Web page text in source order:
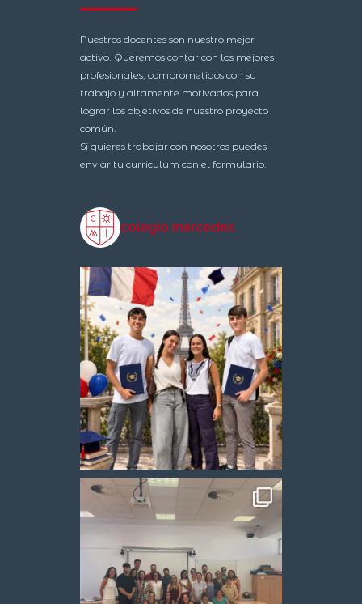
Nuestros docentes son nuestro mejor
activo. Queremos contar con los mejores
profesionales, comprometidos con su
trabajo y altamente motivados para
lograr los objetivos de nuestro proyecto
común.
Si quieres trabajar con nosotros puedes
enviar tu curriculum con el formulario.
colegio.mercedes